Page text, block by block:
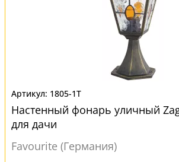
1805-1T
Настенный фонарь уличный
для дачи
Favourite (Германия)